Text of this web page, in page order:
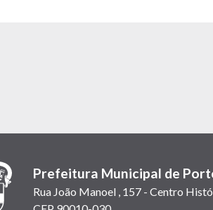
Prefeitura Municipal de
Rua João Manoel , 157 - Centro